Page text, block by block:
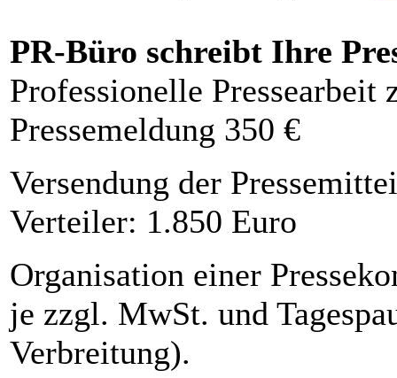
PR-Büro schreibt Ihre
Professionelle Pressearbeit
Pressemeldung 350 €
Versendung der
Verteiler: 1.850 Euro
Organisation einer
je zzgl. MwSt. und
Verbreitung).